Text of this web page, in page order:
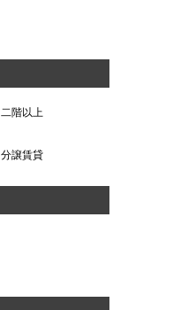
二階以上
分譲賃貸